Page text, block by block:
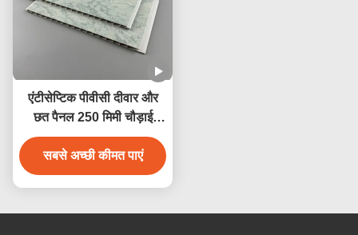
एंटीसेप्टिक पीवीसी दीवार और
छत पैनल 250 मिमी चौड़ाई
जलरोधक एंटीकोरोसिव
सबसे अच्छी कीमत पाएं